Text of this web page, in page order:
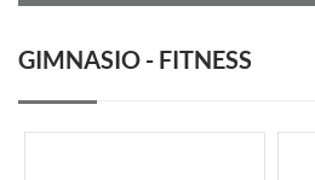
GIMNASIO - FITNESS